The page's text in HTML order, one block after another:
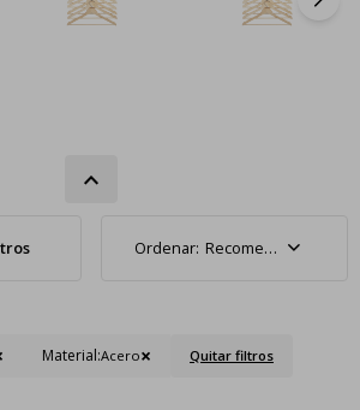
Recomendados
Material:Acero Quitar filtros